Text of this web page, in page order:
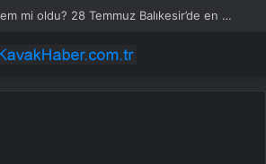
Balıkesir’de deprem mi oldu? 28 Temmuz Balıkesir’de en son ne zaman deprem oldu, depremin şiddeti belli mi?